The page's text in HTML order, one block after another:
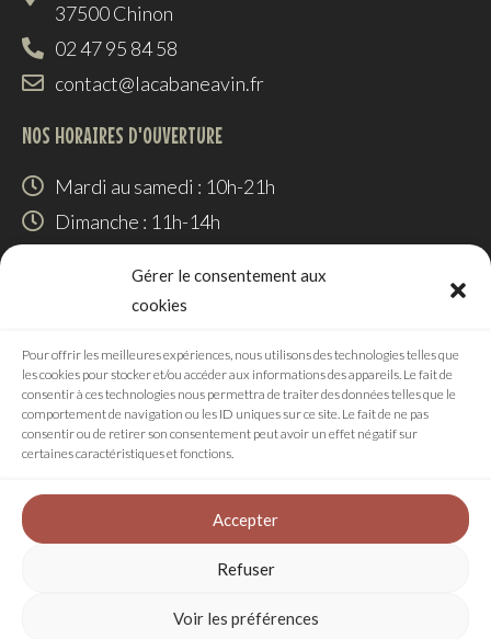
Gérer le consentement aux
cookies
Pour offrir les meilleures expériences, nous utilisons des technologies telles que
les cookies pour stocker et/ou accéder aux informations des appareils. Le fait de
consentir à ces technologies nous permettra de traiter des données telles que le
comportement de navigation ou les ID uniques sur ce site. Le fait de ne pas
consentir ou de retirer son consentement peut avoir un effet négatif sur
certaines caractéristiques et fonctions.
Accepter
Refuser
Voir les préférences
37500 Chinon
02 47 95 84 58
contact@lacabaneavin.fr
NOS HORAIRES D'OUVERTURE
Mardi au samedi : 10h-21h
Dimanche : 11h-14h
RÉALISATION
Politique de confidentialité